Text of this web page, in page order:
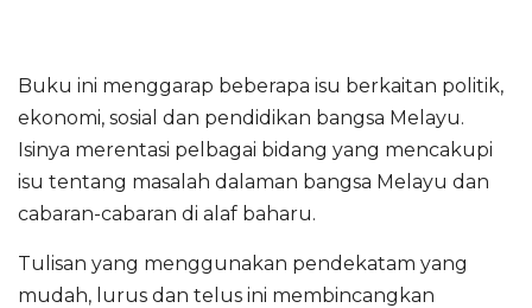
Buku ini menggarap beberapa isu berkaitan politik,
ekonomi, sosial dan pendidikan bangsa Melayu.
Isinya merentasi pelbagai bidang yang mencakupi
isu tentang masalah dalaman bangsa Melayu dan
cabaran-cabaran di alaf baharu.
Tulisan yang menggunakan pendekatam yang
mudah, lurus dan telus ini membincangkan